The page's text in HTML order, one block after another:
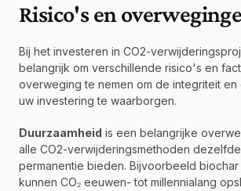
Risico's en
Bij het investeren in CO2-
belangrijk om verschillende risico's en
overweging te nemen om de integriteit en
uw investering te waarborgen.
Duurzaamheid is een belangrijke
alle CO2-verwijderingsmethoden
permanentie bieden. Bijvoorbeeld biochar
kunnen CO₂ eeuwen- tot millennialang